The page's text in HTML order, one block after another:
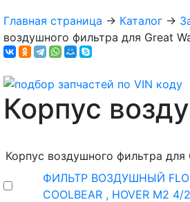
Главная страница → Каталог →
воздушного фильтра для Great
Корпус
Корпус воздушного фильтра для
ФИЛЬТР ВОЗДУШНЫЙ
COOLBEAR , HOVER M2 4/